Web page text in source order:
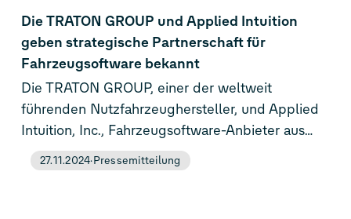
Die TRATON GROUP und Applied Intuition
geben strategische Partnerschaft für
Fahrzeugsoftware bekannt
Die TRATON GROUP, einer der weltweit
führenden Nutzfahrzeughersteller, und Applied
Intuition, Inc., Fahrzeugsoftware-Anbieter aus
dem Silicon Valley, gaben heute ihre strategische
Partnerschaft zur Bereitstellung
27.11.2024 Pressemitteilung